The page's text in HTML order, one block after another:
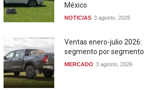
México
NOTICIAS 3 agosto, 2026
Ventas enero-julio 2026:
segmento por segmento
MERCADO 3 agosto, 2026